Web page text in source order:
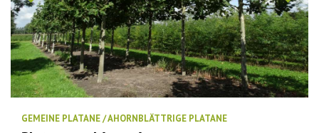
GEMEINE PLATANE / AHORNBLÄTTRIGE PLATANE